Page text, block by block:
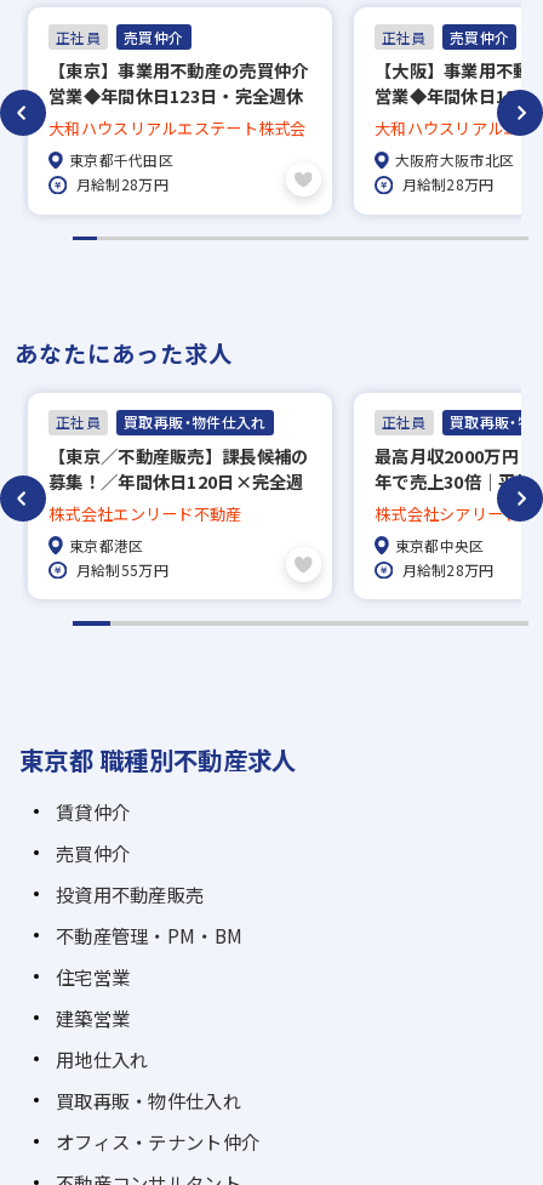
正社員 売買仲介
【東京】事業用不動産の売買仲介
営業◆年間休日123日・完全週休
2日制◆東証プライム上場グルー
プ◆手当・福利厚生も充実◆多様
なキャリア形成も可能◆地域限定
相談可
大和ハウスリアルエステート株式会
社 東京都千代田区
月給制28万円
正社員 売買仲介
【大阪】事業用不動
営業◆年間休日123
2日制◆東証プライ
当・福利厚生も充実
リア形成も可能◆地
大和ハウスリアルエス
社 大阪府大阪市北区
月給制28万円
あなたにあった求人
正社員 買取再販・物件仕入れ
【東京／不動産販売】課長候補の
募集！／年間休日120日×完全週
休2日制／上場を目指し拡大期の
企業で活躍できる◎
株式会社エンリード不動産
東京都港区
月給制55万円
正社員 買取再販・物
最高月収2000万円（
年で売上30倍｜平均
未経験OK｜月給28
（最大20％）｜買取
棟収益・区分・土地
間休日125日以上
株式会社シアリード不
東京都中央区
月給制28万円
東京都 職種別不動産求人
賃貸仲介
売買仲介
投資用不動産販売
不動産管理・PM・BM
住宅営業
建築営業
用地仕入れ
買取再販・物件仕入れ
オフィス・テナント仲介